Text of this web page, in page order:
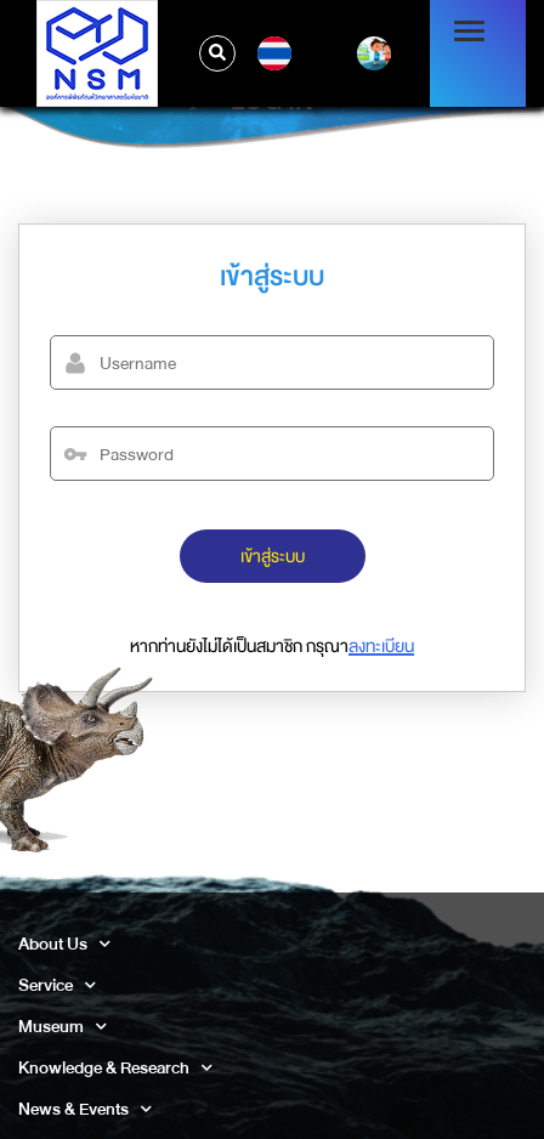
LOG IN
เข้าสู่ระบบ
เข้าสู่ระบบ
หากท่านยังไม่ได้เป็นสมาชิก กรุณาลงทะเบียน
About Us
Service
Museum
Knowledge & Research
News & Events